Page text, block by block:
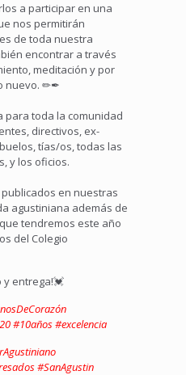
a participar en una
nos permitirán
de toda nuestra
encontrar a través
meditación y por
nuevo. ✏✒⁣
para toda la comunidad
directivos, ex-
tías/os, todas las
y los oficios.⁣
en nuestras
agustiniana además de
tendremos este año
del Colegio
y entrega!💓
#10años#excelencia
#SanAgustin